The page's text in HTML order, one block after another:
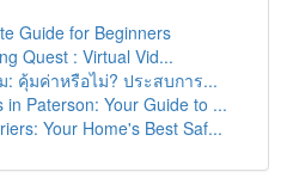
Guide for Beginners
Quest : Virtual Vid...
: คุ้มค่าหรือไม่? ประสบการ...
in Paterson: Your Guide to ...
Your Home's Best Saf...